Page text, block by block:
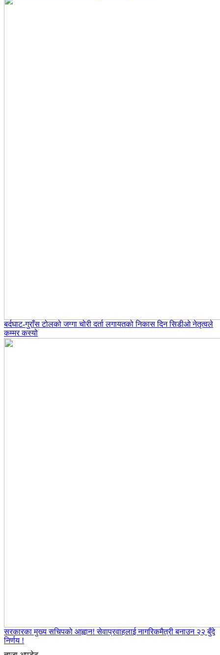
बर्दघाट-गुराँस टोलको जग्गा चोरी दर्ता लगायतको निकास दिन सिडीओ नेतृत्वले
कम्मर कस्यो
सरकारका मुख्य सचिपको आह्वान! सेवाप्रवाहलाई नागरिकमैत्री बनाउन २२ बुँदे
निर्णय !